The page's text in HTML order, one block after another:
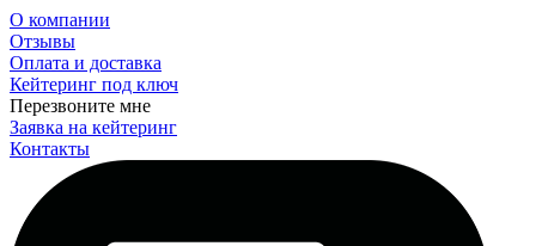
О компании
Отзывы
Оплата и доставка
Кейтеринг под ключ
Перезвоните мне
Заявка на кейтеринг
Контакты